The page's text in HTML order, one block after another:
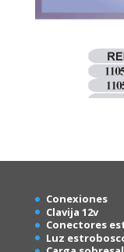
Conexiones
Clavija 12v
Conectores
Luz